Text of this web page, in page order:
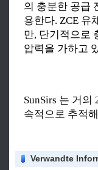
의 충분한 공급
용한다. ZCE 유
만, 단기적으로
압력을 가하고
SunSirs 는 거
속적으로 추적
Verwandte